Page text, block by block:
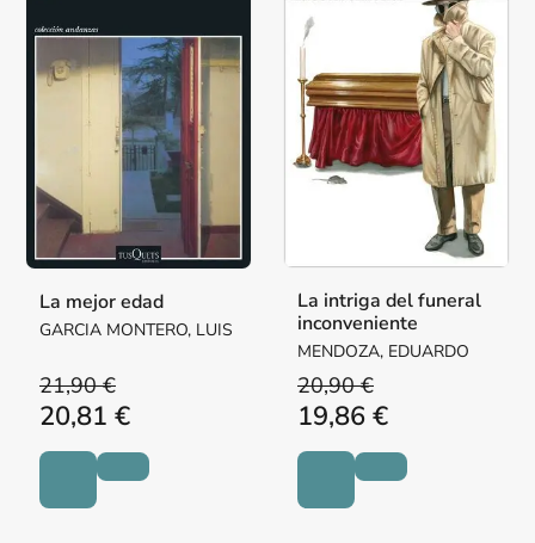
La mejor edad
GARCIA MONTERO, LUIS
21,90 €
20,81 €
La intriga del funeral
inconveniente
MENDOZA, EDUARDO
20,90 €
19,86 €